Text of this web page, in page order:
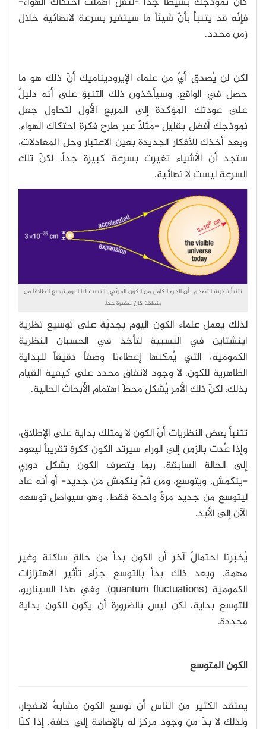
فإنّه قد يتنبأ بأنّ شيئاً ما سيتغير بسرعة لانهائية خلال
زمن محدد.
لكن لن يُصدق أيٌ من علماء الإيروديناميك أنّ ذلك هو ما
حصل في الواقع، وسيأخذون ذلك التنبؤ على أنه دليلٌ
على عودتك المؤكدة إلى المربع الأول لتحاول جعل
نموذجك أفضل بقليل -مثلاً عبر طرح فكرة احتكاك الهواء.
وبعد أخذك للأفكار الجديدة بعين الاعتبار وحل المعادلات،
ستجد أن الأشياء تغيرت بسرعة كبيرة جداً، لكنّ تلك
السرعة ليست لا نهائية.
تتنبأ نظرية التضخم بأن الجزء الكامل من الكون المرئي بالنسبة لنا اليوم توسع انطلاقاً من
منطقة كان صغيرة جداً.
لذلك يعمل علماء الكون اليوم بجديّة على توسيع نظرية
اينشتاين في النسبية لتأخذ في الحسبان النظرية
الكمومية، التي يُمكنها إعطاءنا وصفاً دقيقاً للبداية
الظاهرية للكون. لا وجود لاتفاقٍ محدد على كيفية القيام
بذلك، لكنّ ذلك الأمر يُشكل محطّ اهتمام الأبحاث الحالية.
تتنبأ بعض النظريات أنّ الكون لا يمتلك بداية على الإطلاق،
وإذا عُدت بالزمن إلى الوراء سيرتد الكون ككرةٍ تقريباً ليعود
إلى الحالة السابقة. ربما يتصرف الكون بشكلٍ دوري
-ينكمش، ويتوسع، ومن ثمَّ ينكمش من جديد- أو أنه عاد
ليتوسع من جديد مرةً واحدة فقط، وهو سيواصل توسعه
الآن إلى الأبد.
يُخبرنا احتمالٌ آخر أن الكون بدأ من حالةٍ ساكنة وغير
مهمة، وبعد ذلك بدأ بالتوسع جرّاء تأثير الاهتزازات
الكمومية (quantum fluctuations). وفي هذا السيناريو،
للتوسع بداية، لكن ليس بالضرورة أن يكون للكون بداية
محددة.
الكون المتوسع
يعتقد الكثير من الناس أن توسع الكون مشابهٌ لانفجار،
ولذلك لا بدّ من وجود مركزٍ له بالإضافة إلى حافة. إذا كنّا